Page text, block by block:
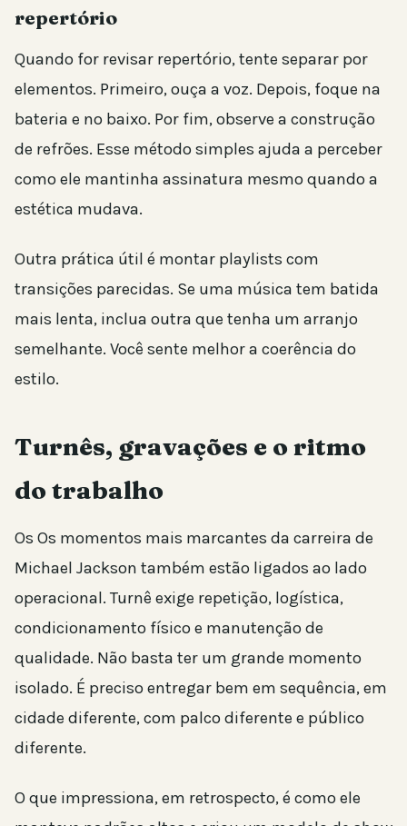
repertório
Quando for revisar repertório, tente separar por
elementos. Primeiro, ouça a voz. Depois, foque na
bateria e no baixo. Por fim, observe a construção
de refrões. Esse método simples ajuda a perceber
como ele mantinha assinatura mesmo quando a
estética mudava.
Outra prática útil é montar playlists com
transições parecidas. Se uma música tem batida
mais lenta, inclua outra que tenha um arranjo
semelhante. Você sente melhor a coerência do
estilo.
Turnês, gravações e o ritmo
do trabalho
Os Os momentos mais marcantes da carreira de
Michael Jackson também estão ligados ao lado
operacional. Turnê exige repetição, logística,
condicionamento físico e manutenção de
qualidade. Não basta ter um grande momento
isolado. É preciso entregar bem em sequência, em
cidade diferente, com palco diferente e público
diferente.
O que impressiona, em retrospecto, é como ele